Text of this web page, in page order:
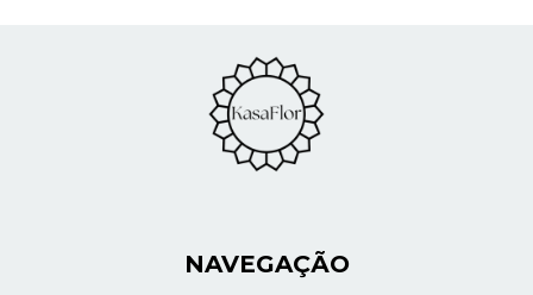
NAVEGAÇÃO